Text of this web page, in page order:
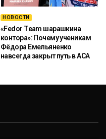
НОВОСТИ
«Fedor Team шарашкина
контора»: Почему ученикам
Фёдора Емельяненко
навсегда закрыт путь в ACA